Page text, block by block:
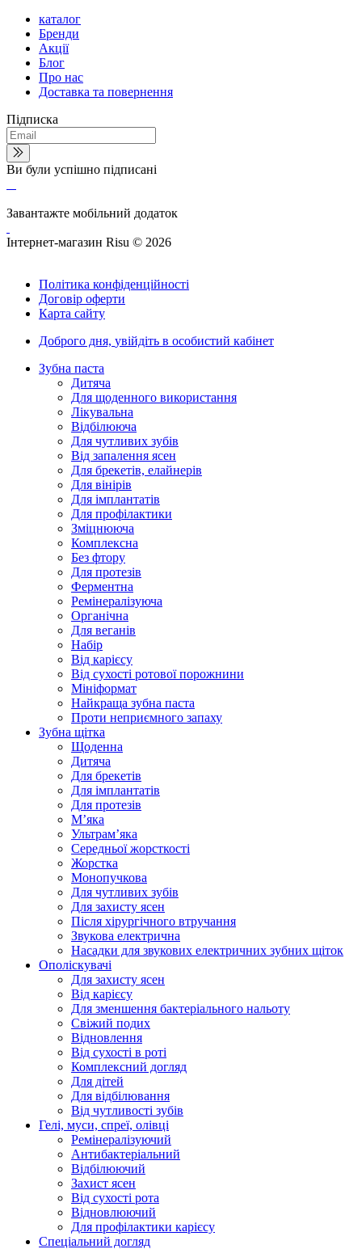
каталог
Бренди
Акції
Блог
Про нас
Доставка та повернення
Підписка
Ви були успішно підписані
Завантажте мобільний додаток
Інтернет-магазин Risu © 2026
Політика конфіденційності
Договір оферти
Карта сайту
Доброго дня, увійдіть в особистий кабінет
Зубна паста
Дитяча
Для щоденного використання
Лікувальна
Відбілююча
Для чутливих зубів
Від запалення ясен
Для брекетів, елайнерів
Для вінірів
Для імплантатів
Для профілактики
Зміцнююча
Комплексна
Без фтору
Для протезів
Ферментна
Ремінералізуюча
Органічна
Для веганів
Набір
Від карієсу
Від сухості ротової порожнини
Мініформат
Найкраща зубна паста
Проти неприємного запаху
Зубна щітка
Щоденна
Дитяча
Для брекетів
Для імплантатів
Для протезів
Мʼяка
Ультрамʼяка
Середньої жорсткості
Жорстка
Монопучкова
Для чутливих зубів
Для захисту ясен
Після хірургічного втручання
Звукова електрична
Насадки для звукових електричних зубних щіток
Ополіскувачі
Для захисту ясен
Від карієсу
Для зменшення бактеріального нальоту
Свіжий подих
Відновлення
Від сухості в роті
Комплексний догляд
Для дітей
Для відбілювання
Від чутливості зубів
Гелі, муси, спреї, олівці
Ремінералізуючий
Антибактеріальний
Відбілюючий
Захист ясен
Від сухості рота
Відновлюючий
Для профілактики карієсу
Спеціальний догляд